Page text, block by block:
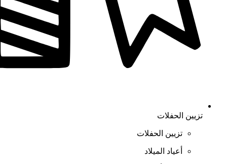
تزيين الحفلات
تزيين الحفلات
أعياد الميلاد